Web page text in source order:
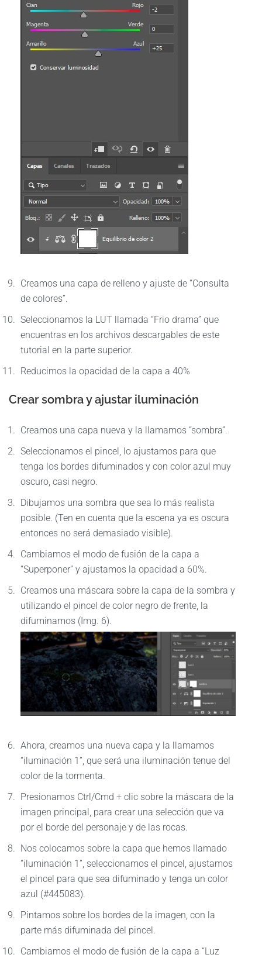
Creamos una capa de relleno y ajuste de “Consulta
de colores”.
Seleccionamos la LUT llamada “Frio drama” que
encuentras en los archivos descargables de este
tutorial en la parte superior.
Reducimos la opacidad de la capa a 40%
Crear sombra y ajustar iluminación
Creamos una capa nueva y la llamamos “sombra”.
Seleccionamos el pincel, lo ajustamos para que
tenga los bordes difuminados y con color azul muy
oscuro, casi negro.
Dibujamos una sombra que sea lo más realista
posible. (Ten en cuenta que la escena ya es oscura
entonces no será demasiado visible).
Cambiamos el modo de fusión de la capa a
“Superponer” y ajustamos la opacidad a 60%.
Creamos una máscara sobre la capa de la sombra y
utilizando el pincel de color negro de frente, la
difuminamos (Img. 6).
Ahora, creamos una nueva capa y la llamamos
“iluminación 1”, que será una iluminación tenue del
color de la tormenta.
Presionamos Ctrl/Cmd + clic sobre la máscara de la
imagen principal, para crear una selección que va
por el borde del personaje y de las rocas.
Nos colocamos sobre la capa que hemos llamado
“iluminación 1”, seleccionamos el pincel, ajustamos
el pincel para que sea difuminado y tenga un color
azul (#445083).
Pintamos sobre los bordes de la imagen, con la
parte más difuminada del pincel.
Cambiamos el modo de fusión de la capa a “Luz